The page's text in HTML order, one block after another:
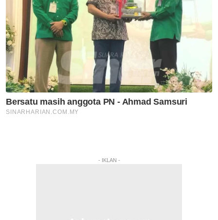
- IKLAN -